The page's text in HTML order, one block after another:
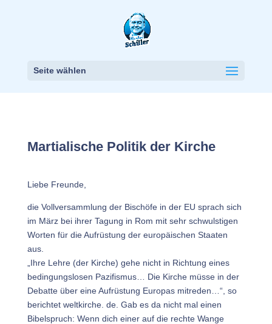
Seite wählen
Martialische Politik der Kirche
Liebe Freunde,
die Vollversammlung der Bischöfe in der EU sprach sich
im März bei ihrer Tagung in Rom mit sehr schwulstigen
Worten für die Aufrüstung der europäischen Staaten
aus.
„Ihre Lehre (der Kirche) gehe nicht in Richtung eines
bedingungslosen Pazifismus… Die Kirche müsse in der
Debatte über eine Aufrüstung Europas mitreden…“, so
berichtet weltkirche. de. Gab es da nicht mal einen
Bibelspruch: Wenn dich einer auf die rechte Wange